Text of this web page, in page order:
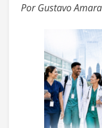
Por Gustavo